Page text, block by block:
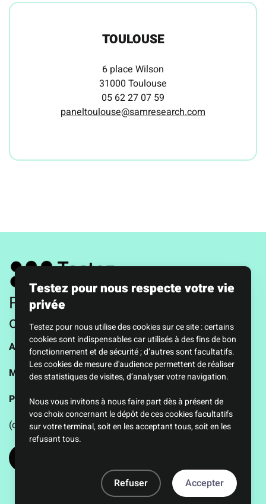
TOULOUSE
6 place Wilson
31000 Toulouse
05 62 27 07 59
paneltoulouse@samresearch.com
Faire en sorte que votre avis
compte
A propos de nous
Mentions légales
Politique de confidentialité
(c) 2026 testezpournous.fr
Testez pour nous respecte votre vie
privée
Testez pour nous utilise des cookies sur ce site : certains
cookies sont indispensables car utilisés à des fins de bon
fonctionnement et de sécurité ; d’autres sont facultatifs.
Les cookies de mesure d'audience permettent de réaliser
des statistiques de visites, d’analyser votre navigation.
Nous vous invitons à nous faire part dès à présent de
vos choix concernant le dépôt de ces cookies facultatifs
sur votre terminal, soit en les acceptant tous, soit en les
refusant tous.
Refuser Accepter